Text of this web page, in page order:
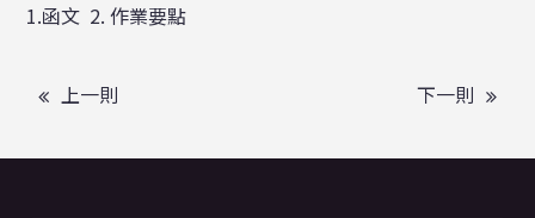
1.函文 2. 作業要點
上一則 下一則